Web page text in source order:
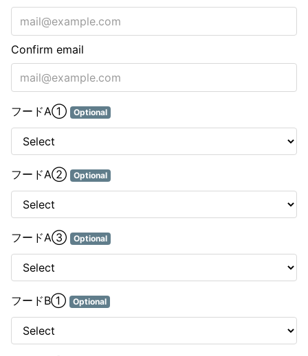
Confirm email
フードA① Optional
フードA② Optional
フードA③ Optional
フードB① Optional